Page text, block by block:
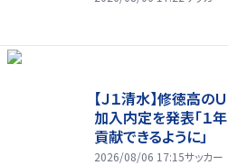
【Ｊ１清水】修徳高
加入内定を発表「１
貢献できるように」
2026/08/06 17:15サッカー